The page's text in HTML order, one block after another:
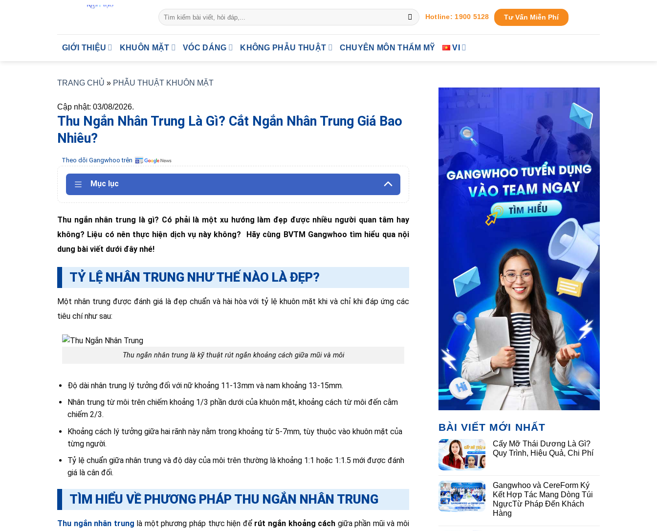
Hotline: 1900 5128 Tư Vấn Miễn Phí
GIỚI THIỆU KHUÔN MẶT VÓC DÁNG KHÔNG PHẪU THUẬT CHUYÊN MÔN THẨM MỸ VI
TRANG CHỦ » PHẪU THUẬT KHUÔN MẶT
Cập nhật: 03/08/2026.
Thu Ngắn Nhân Trung Là Gì? Cắt Ngắn Nhân Trung Giá Bao
Nhiêu?
Theo dõi Gangwhoo trên
Mục lục
Thu ngắn nhân trung là gì? Có phải là một xu hướng làm đẹp được nhiều người quan tâm hay
không? Liệu có nên thực hiện dịch vụ này không? Hãy cùng BVTM Gangwhoo tìm hiểu qua nội
dung bài viết dưới đây nhé!
TỶ LỆ NHÂN TRUNG NHƯ THẾ NÀO LÀ ĐẸP?
Một nhân trung được đánh giá là đẹp chuẩn và hài hòa với tỷ lệ khuôn mặt khi và chỉ khi đáp ứng các
tiêu chí như sau:
Thu ngắn nhân trung là kỹ thuật rút ngắn khoảng cách giữa mũi và môi
Độ dài nhân trung lý tưởng đối với nữ khoảng 11-13mm và nam khoảng 13-15mm.
Nhân trung từ môi trên chiếm khoảng 1/3 phần dưới của khuôn mặt, khoảng cách từ môi đến cằm
chiếm 2/3.
Khoảng cách lý tưởng giữa hai rãnh này nằm trong khoảng từ 5-7mm, tùy thuộc vào khuôn mặt của
từng người.
Tỷ lệ chuẩn giữa nhân trung và độ dày của môi trên thường là khoảng 1:1 hoặc 1:1.5 mới được đánh
giá là cân đối.
TÌM HIỂU VỀ PHƯƠNG PHÁP THU NGẮN NHÂN TRUNG
Thu ngắn nhân trung là một phương pháp thực hiện để rút ngắn khoảng cách giữa phần mũi và môi
BÀI VIẾT MỚI NHẤT
Cấy Mỡ Thái Dương Là Gì?
Quy Trình, Hiệu Quả, Chi Phí
Gangwhoo và CereForm Ký
Kết Hợp Tác Mang Dòng Túi
NgựcTừ Pháp Đến Khách
Hàng